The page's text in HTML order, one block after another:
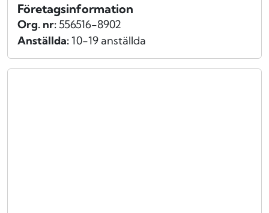
Företagsinformation
Org. nr: 556516-8902
Anställda:10-19 anställda